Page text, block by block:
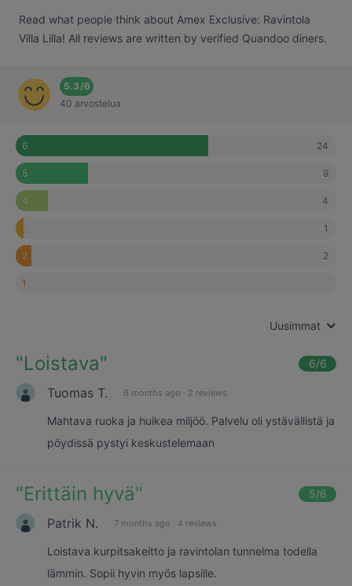
Read what people think about Amex Exclusive: Ravintola
Villa Lilla! All reviews are written by verified Quandoo diners.
5.3/6
40 arvostelua
6 24
5 9
4 4
3 1
2 2
1
Uusimmat
"Loistava" 6/6
Tuomas T. 6 months ago · 2 reviews
Mahtava ruoka ja huikea miljöö. Palvelu oli ystävällistä ja
pöydissä pystyi keskustelemaan
"Erittäin hyvä" 5/6
Patrik N. 7 months ago · 4 reviews
Loistava kurpitsakeitto ja ravintolan tunnelma todella
lämmin. Sopii hyvin myös lapsille.